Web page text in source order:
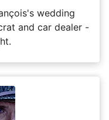
wedding
and car dealer -